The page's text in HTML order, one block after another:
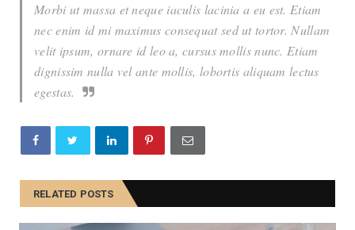
Morbi ut massa et neque iaculis lacinia a eu est. Etiam
nec enim id mi maximus consequat sed ut tortor. Nullam
velit ipsum, ornare id leo a, cursus mollis nunc. Etiam
dignissim nulla vel ante mollis, lobortis aliquam lectus
egestas.
RELATED POSTS